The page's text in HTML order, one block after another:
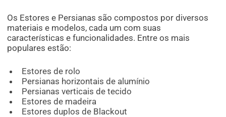
Os Estores e Persianas são compostos por diversos
materiais e modelos, cada um com suas
características e funcionalidades. Entre os mais
populares estão:
Estores de rolo
Persianas horizontais de alumínio
Persianas verticais de tecido
Estores de madeira
Estores duplos de Blackout